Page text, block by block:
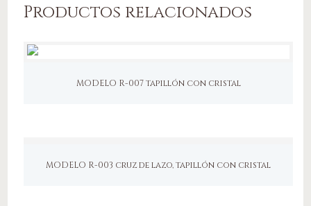
Productos relacionados
MODELO R-007 tapillón con cristal
MODELO R-003 cruz de lazo, tapillón con cristal